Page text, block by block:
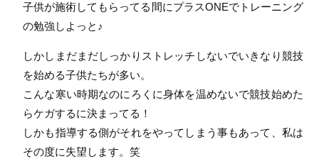
子供が施術してもらってる間にプラスONEでトレーニング
の勉強しよっと♪
しかしまだまだしっかりストレッチしないでいきなり競技
を始める子供たちが多い。
こんな寒い時期なのにろくに身体を温めないで競技始めた
らケガするに決まってる！
しかも指導する側がそれをやってしまう事もあって、私は
その度に失望します。笑